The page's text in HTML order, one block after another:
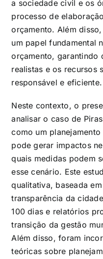
a sociedade civil e os
processo de
orçamento. Além
um papel fundamental
orçamento, garantindo
realistas e os recursos
responsável e eficiente.
Neste contexto, o
analisar o caso de
como um
pode gerar impactos
quais medidas podem
esse cenário. Este
qualitativa, baseada
transparência da
100 dias e relatórios
transição da gestão
Além disso, foram
teóricas sobre